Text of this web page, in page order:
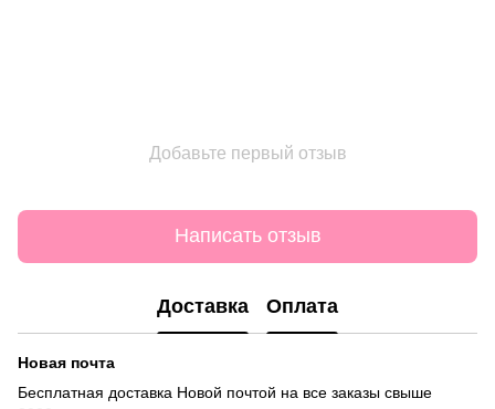
Добавьте первый отзыв
Написать отзыв
Доставка Оплата
Новая почта
Бесплатная доставка Новой почтой на все заказы свыше